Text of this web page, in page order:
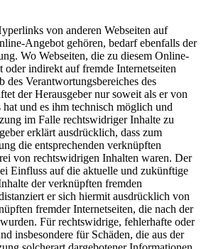
von anderen Webseiten auf
Angebot gehören, bedarf ebenfalls der
Wo Webseiten, die zu diesem Online-
oder indirekt auf fremde Internetseiten
des Verantwortungsbereiches des
der Herausgeber nur soweit als er von
und es ihm technisch möglich und
im Falle rechtswidriger Inhalte zu
erklärt ausdrücklich, dass zum
die entsprechenden verknüpften
von rechtswidrigen Inhalten waren. Der
Einfluss auf die aktuelle und zukünftige
der verknüpften fremden
er sich hiermit ausdrücklich von
fremder Internetseiten, die nach der
Für rechtswidrige, fehlerhafte oder
insbesondere für Schäden, die aus der